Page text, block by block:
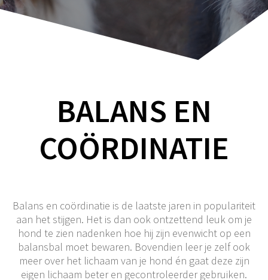
BALANS EN
COÖRDINATIE
Balans en coördinatie is de laatste jaren in populariteit
aan het stijgen. Het is dan ook ontzettend leuk om je
hond te zien nadenken hoe hij zijn evenwicht op een
balansbal moet bewaren. Bovendien leer je zelf ook
meer over het lichaam van je hond én gaat deze zijn
eigen lichaam beter en gecontroleerder gebruiken.